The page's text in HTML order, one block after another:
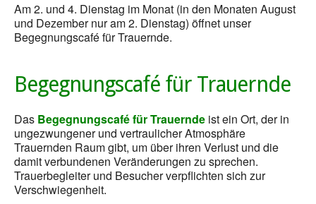
Am 2. und 4. Dienstag im Monat (in den Monaten August
und Dezember nur am 2. Dienstag) öffnet unser
Begegnungscafé für Trauernde.
Begegnungscafé für Trauernde
Das Begegnungscafé für Trauernde ist ein Ort, der in
ungezwungener und vertraulicher Atmosphäre
Trauernden Raum gibt, um über ihren Verlust und die
damit verbundenen Veränderungen zu sprechen.
Trauerbegleiter und Besucher verpflichten sich zur
Verschwiegenheit.